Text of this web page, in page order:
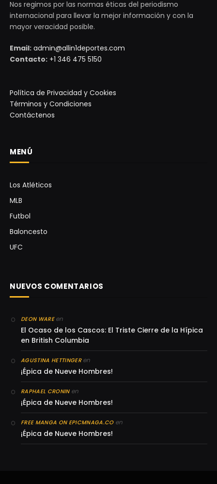
Nos regimos por las normas éticas del periodismo
internacional para llevar la mejor información y con la
mayor veracidad posible.
Email: admin@allin1deportes.com
Contacto: +1 346 475 5150
Política de Privacidad y Cookies
Términos y Condiciones
Contáctenos
MENÚ
Los Atléticos
MLB
Futbol
Baloncesto
UFC
NUEVOS COMENTARIOS
DEON WAREen
El Ocaso de los Cascos: El Triste Cierre de la Hípica
en British Columbia
AGUSTINA HETTINGERen
¡Épica de Nueve Hombres!
RAPHAEL CRONINen
¡Épica de Nueve Hombres!
FREE MANGA ON EPICMNAGA.COen
¡Épica de Nueve Hombres!